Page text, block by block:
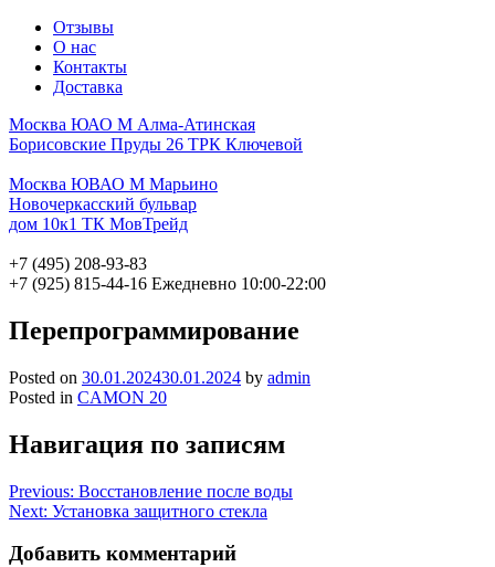
Отзывы
О нас
Контакты
Доставка
Москва ЮАО М Алма-Атинская
Борисовские Пруды 26 ТРК Ключевой
Москва ЮВАО М Марьино
Новочеркасский бульвар
дом 10к1 ТК МовТрейд
+7 (495) 208-93-83
+7 (925) 815-44-16 Ежедневно 10:00-22:00
Перепрограммирование
Posted on 30.01.202430.01.2024 by admin
Posted in CAMON 20
Навигация по записям
Previous: Восстановление после воды
Next: Установка защитного стекла
Добавить комментарий